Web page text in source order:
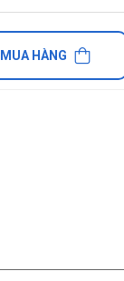
HÀNG